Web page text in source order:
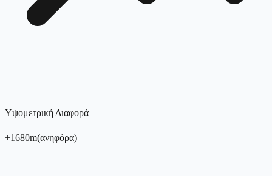
Υψομετρική Διαφορά
+1680m(ανηφόρα)